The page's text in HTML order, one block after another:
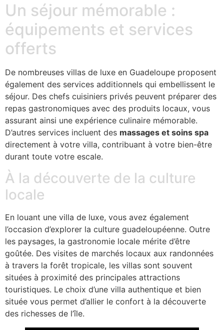
Un séjour mémorable :
équipements et services
offerts
De nombreuses villas de luxe en Guadeloupe proposent
également des services additionnels qui embellissent le
séjour. Des chefs cuisiniers privés peuvent préparer des
repas gastronomiques avec des produits locaux, vous
assurant ainsi une expérience culinaire mémorable.
D’autres services incluent des massages et soins spa
directement à votre villa, contribuant à votre bien-être
durant toute votre escale.
À la découverte de la culture
locale
En louant une villa de luxe, vous avez également
l’occasion d’explorer la culture guadeloupéenne. Outre
les paysages, la gastronomie locale mérite d’être
goûtée. Des visites de marchés locaux aux randonnées
à travers la forêt tropicale, les villas sont souvent
situées à proximité des principales attractions
touristiques. Le choix d’une villa authentique et bien
située vous permet d’allier le confort à la découverte
des richesses de l’île.